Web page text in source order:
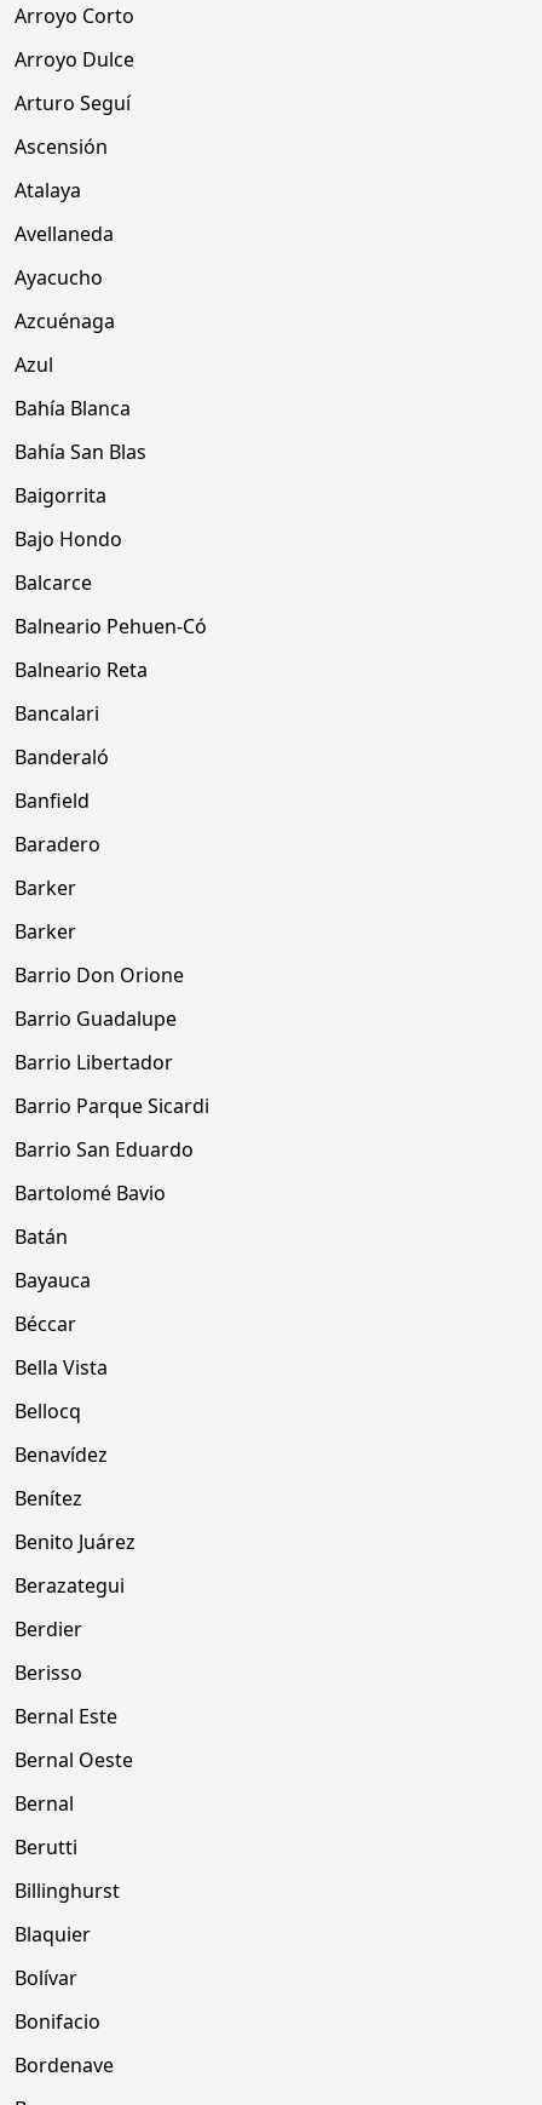
Arroyo Corto
Arroyo Dulce
Arturo Seguí
Ascensión
Atalaya
Avellaneda
Ayacucho
Azcuénaga
Azul
Bahía Blanca
Bahía San Blas
Baigorrita
Bajo Hondo
Balcarce
Balneario Pehuen-Có
Balneario Reta
Bancalari
Banderaló
Banfield
Baradero
Barker
Barker
Barrio Don Orione
Barrio Guadalupe
Barrio Libertador
Barrio Parque Sicardi
Barrio San Eduardo
Bartolomé Bavio
Batán
Bayauca
Béccar
Bella Vista
Bellocq
Benavídez
Benítez
Benito Juárez
Berazategui
Berdier
Berisso
Bernal Este
Bernal Oeste
Bernal
Berutti
Billinghurst
Blaquier
Bolívar
Bonifacio
Bordenave